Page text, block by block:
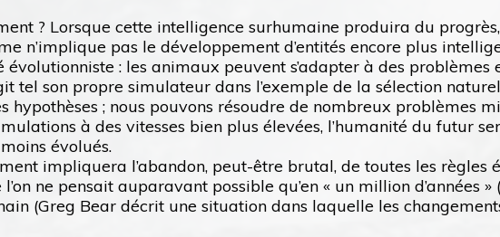
? Lorsque cette intelligence surhumaine produira du
n’implique pas le développement d’entités encore plus
: les animaux peuvent s’adapter à des
tel son propre simulateur dans l’exemple de la sélection
hypothèses ; nous pouvons résoudre de nombreux problèmes
à des vitesses bien plus élevées, l’humanité du futur
évolués.
impliquera l’abandon, peut-être brutal, de toutes les
ne pensait auparavant possible qu’en « un million d’années
(Greg Bear décrit une situation dans laquelle les